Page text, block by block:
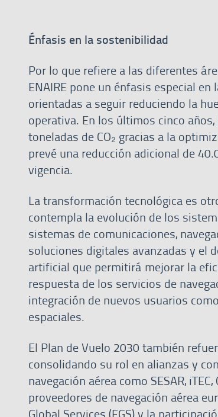
Énfasis en la sostenibilidad
Por lo que refiere a las diferentes
ENAIRE pone un énfasis especial
orientadas a seguir reduciendo la
operativa. En los últimos cinco
toneladas de CO₂ gracias a la
prevé una reducción adicional de
vigencia.
La transformación tecnológica es
contempla la evolución de los
sistemas de comunicaciones,
soluciones digitales avanzadas y el
artificial que permitirá mejorar la
respuesta de los servicios de
integración de nuevos usuarios
espaciales.
El Plan de Vuelo 2030 también
consolidando su rol en alianzas y
navegación aérea como SESAR,
proveedores de navegación aérea
Global Services (EGS) y la